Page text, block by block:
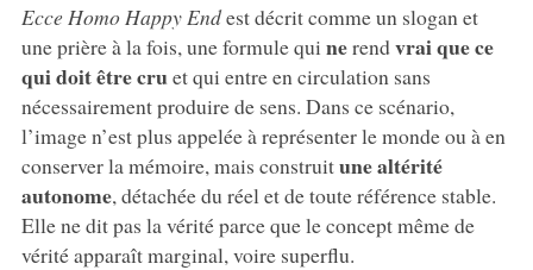
Ecce Homo Happy Endest décrit comme un slogan et
une prière à la fois, une formule qui nerendvrai que ce
qui doit être cruet qui entre en circulation sans
nécessairement produire de sens. Dans ce scénario,
l’image n’est plus appelée à représenter le monde ou à en
conserver la mémoire, mais construitune altérité
autonome, détachée du réel et de toute référence stable.
Elle ne dit pas la vérité parce que le concept même de
vérité apparaît marginal, voire superflu.